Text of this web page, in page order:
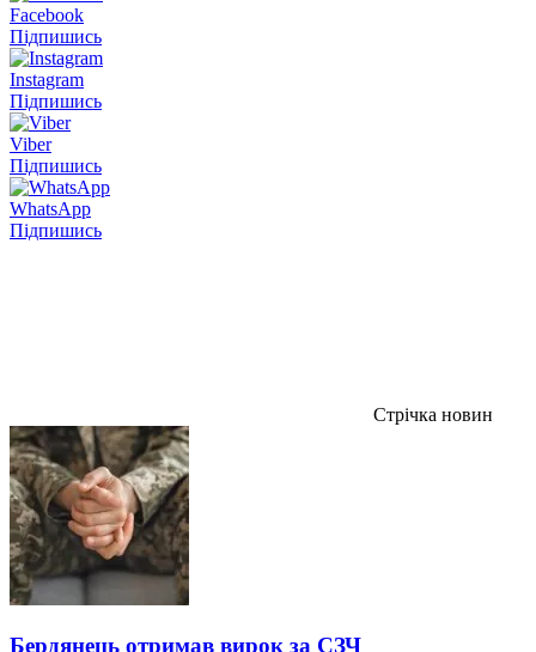
Facebook
Підпишись
Instagram
Підпишись
Viber
Підпишись
WhatsApp
Підпишись
Стрічка новин
Бердянець отримав вирок за СЗЧ